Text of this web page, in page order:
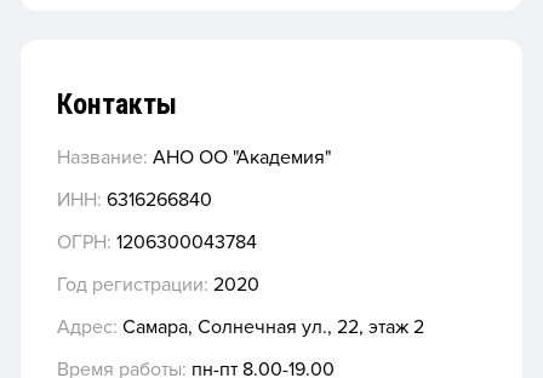
Контакты
Название: АНО ОО "Академия"
ИНН: 6316266840
ОГРН: 1206300043784
Год регистрации: 2020
Адрес: Самара, Солнечная ул., 22, этаж 2
Время работы: пн-пт 8.00-19.00